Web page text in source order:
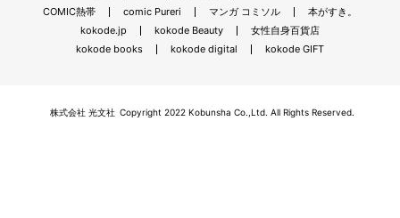
COMIC熱帯
comic Pureri マンガ コミソル
本がすき。
kokode.jp
kokode Beauty
女性自身百貨店
kokode books
kokode digital kokode GIFT
株式会社 光文社 Copyright 2022 Kobunsha Co.,Ltd. All Rights Reserved.